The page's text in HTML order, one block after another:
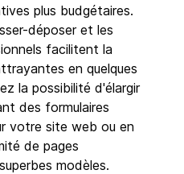
plus budgétaires.
déposer et les
facilitent la
en quelques
la possibilité d'élargir
des formulaires
votre site web ou en
de pages
modèles.